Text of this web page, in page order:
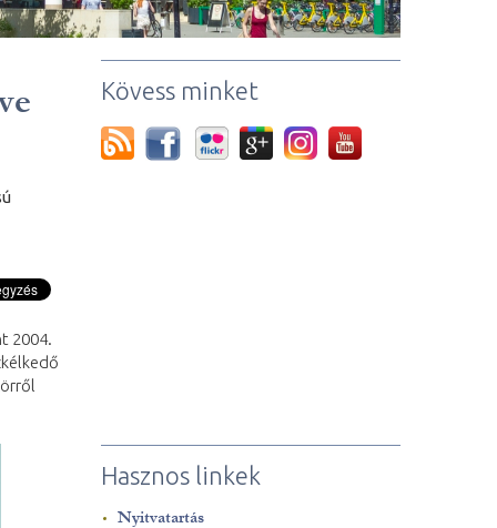
2004.
Kövess minket
Hasznos linkek
Nyitvatartás